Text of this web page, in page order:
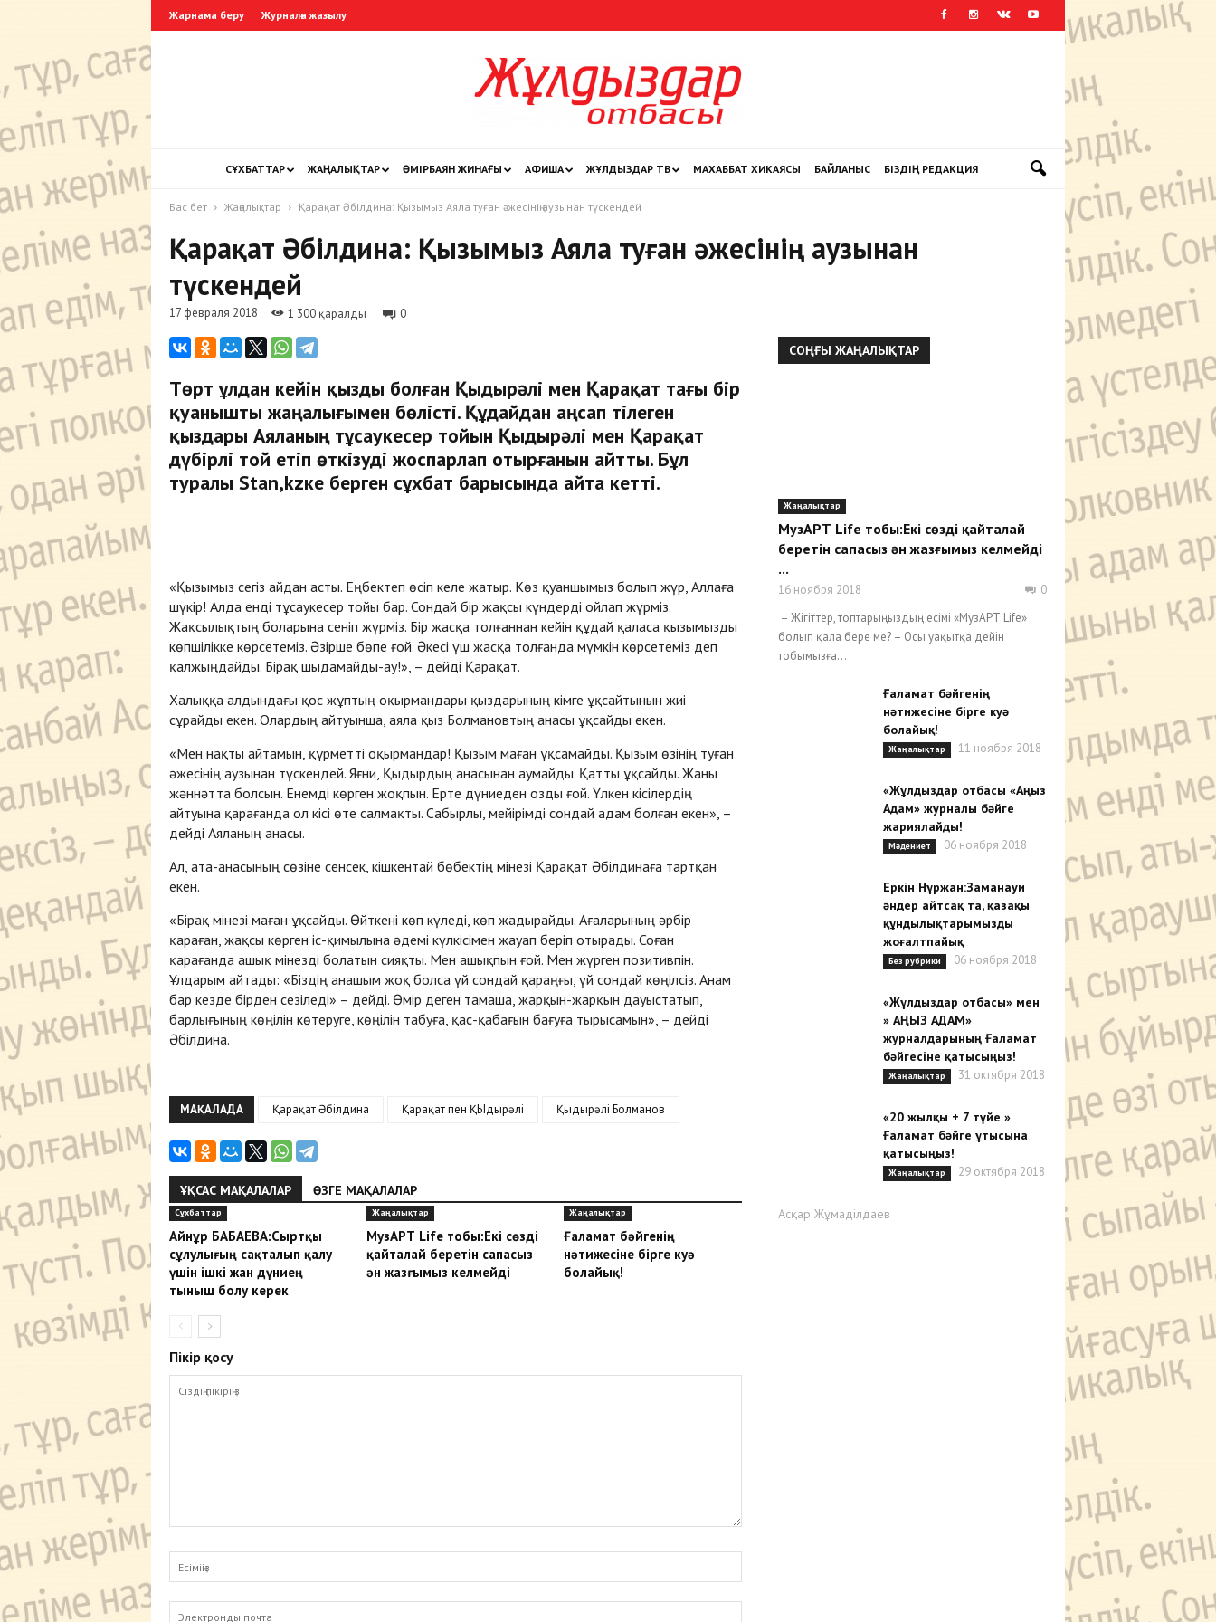
Жарнама беру Журналға жазылу
СҰХБАТТАР ЖАҢАЛЫҚТАР ӨМІРБАЯН ЖИНАҒЫ АФИША ЖҰЛДЫЗДАР ТВ МАХАББАТ ХИКАЯСЫ БАЙЛАНЫС БІЗДІҢ РЕДАКЦИЯ
Бас бет Жаңалықтар Қарақат Әбілдина: Қызымыз Аяла туған әжесінің аузынан түскендей
Қарақат Әбілдина: Қызымыз Аяла туған әжесінің аузынан
түскендей
17 февраля 2018 1 300 қаралды 0
Төрт ұлдан кейін қызды болған Қыдырәлі мен Қарақат тағы бір
қуанышты жаңалығымен бөлісті. Құдайдан аңсап тілеген
қыздары Аяланың тұсаукесер тойын Қыдырәлі мен Қарақат
дүбірлі той етіп өткізуді жоспарлап отырғанын айтты. Бұл
туралы Stan,kzке берген сұхбат барысында айта кетті.
«Қызымыз сегіз айдан асты. Еңбектеп өсіп келе жатыр. Көз қуаншымыз болып жүр, Аллаға
шүкір! Алда енді тұсаукесер тойы бар. Сондай бір жақсы күндерді ойлап жүрміз.
Жақсылықтың боларына сеніп жүрміз. Бір жасқа толғаннан кейін құдай қаласа қызымызды
көпшілікке көрсетеміз. Әзірше бөпе ғой. Әкесі үш жасқа толғанда мүмкін көрсетеміз деп
қалжыңдайды. Бірақ шыдамайды-ау!», – дейді Қарақат.
Халыққа алдындағы қос жұптың оқырмандары қыздарының кімге ұқсайтынын жиі
сұрайды екен. Олардың айтуынша, аяла қыз Болмановтың анасы ұқсайды екен.
«Мен нақты айтамын, құрметті оқырмандар! Қызым маған ұқсамайды. Қызым өзінің туған
әжесінің аузынан түскендей. Яғни, Қыдырдың анасынан аумайды. Қатты ұқсайды. Жаны
жәннәтта болсын. Енемді көрген жоқпын. Ерте дүниеден озды ғой. Үлкен кісілердің
айтуына қарағанда ол кісі өте салмақты. Сабырлы, мейірімді сондай адам болған екен», –
дейді Аяланың анасы.
Ал, ата-анасының сөзіне сенсек, кішкентай бөбектің мінезі Қарақат Әбілдинаға тартқан
екен.
«Бірақ мінезі маған ұқсайды. Өйткені көп күледі, көп жадырайды. Ағаларының әрбір
қараған, жақсы көрген іс-қимылына әдемі күлкісімен жауап беріп отырады. Соған
қарағанда ашық мінезді болатын сияқты. Мен ашықпын ғой. Мен жүрген позитивпін.
Ұлдарым айтады: «Біздің анашым жоқ болса үй сондай қараңғы, үй сондай көңілсіз. Анам
бар кезде бірден сезіледі» – дейді. Өмір деген тамаша, жарқын-жарқын дауыстатып,
барлығының көңілін көтеруге, көңілін табуға, қас-қабағын бағуға тырысамын», – дейді
Әбілдина.
МАҚАЛАДА Қарақат Әбілдина Қарақат пен ҚЫдырәлі Қыдырәлі Болманов
ҰҚСАС МАҚАЛАЛАР ӨЗГЕ МАҚАЛАЛАР
Сұхбаттар
Айнұр БАБАЕВА:Сыртқы
сұлулығың сақталып қалу
үшін ішкі жан дүниең
тыныш болу керек
Жаңалықтар
МузАРТ Life тобы:Екі сөзді
қайталай беретін сапасыз
ән жазғымыз келмейді
Жаңалықтар
Ғаламат бәйгенің
нәтижесіне бірге куә
болайық!
Пікір қосу
СОҢҒЫ ЖАҢАЛЫҚТАР
Жаңалықтар
МузАРТ Life тобы:Екі сөзді қайталай
беретін сапасыз ән жазғымыз келмейді
...
16 ноября 2018
0
– Жігіттер, топтарыңыздың есімі «МузАРТ Life»
болып қала бере ме? – Осы уақытқа дейін
тобымызға...
Ғаламат бәйгенің
нәтижесіне бірге куә
болайық!
Жаңалықтар 11 ноября 2018
«Жұлдыздар отбасы «Аңыз
Адам» журналы бәйге
жариялайды!
Мәдениет 06 ноября 2018
Еркін Нұржан:Заманауи
әндер айтсақ та, қазақы
құндылықтарымызды
жоғалтпайық
Без рубрики 06 ноября 2018
«Жұлдыздар отбасы» мен
» АҢЫЗ АДАМ»
журналдарының Ғаламат
бәйгесіне қатысыңыз!
Жаңалықтар 31 октября 2018
«20 жылқы + 7 түйе »
Ғаламат бәйге ұтысына
қатысыңыз!
Жаңалықтар 29 октября 2018
Асқар Жұмаділдаев